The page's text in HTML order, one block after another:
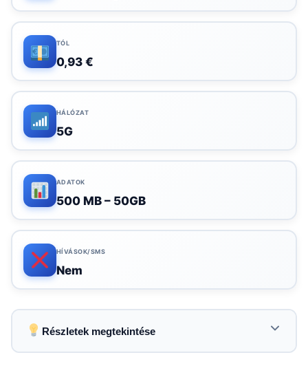
TÓL
0,93 €
HÁLÓZAT
5G
ADATOK
500 MB – 50GB
HÍVÁSOK/SMS
Nem
Részletek megtekintése